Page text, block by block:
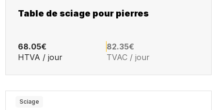
Table de sciage pour pierres
68.05€
82.35€
HTVA / jour
TVAC / jour
Sciage